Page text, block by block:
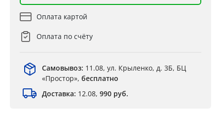
Оплата картой
Оплата по счёту
Самовывоз: 11.08, ул. Крыленко, д. 3Б, БЦ
«Простор», бесплатно
Доставка: 12.08, 990 руб.